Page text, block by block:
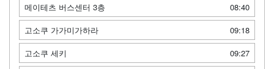
메이테츠 버스센터 3층
08:40
고소쿠 가가미가하라
09:18
고소쿠 세키
09:27